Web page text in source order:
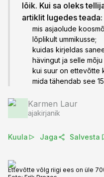
lõik. Kui sa oleks
artiklit lugedes teada:
mis asjaolude
lõplikult ummikusse;
kuidas kirjeldas
hävingut ja selle
kui suur on ettevõtte
mida tähendab see
Karmen Laur
ajakirjanik
Kuula Jaga Salvesta
Ettevõtte võlg riigi ees on üle